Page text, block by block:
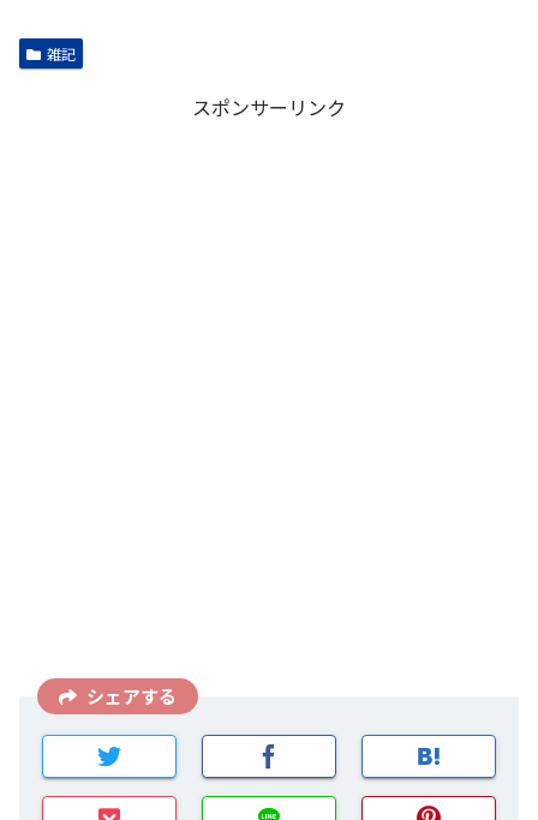
雑記
スポンサーリンク
シェアする